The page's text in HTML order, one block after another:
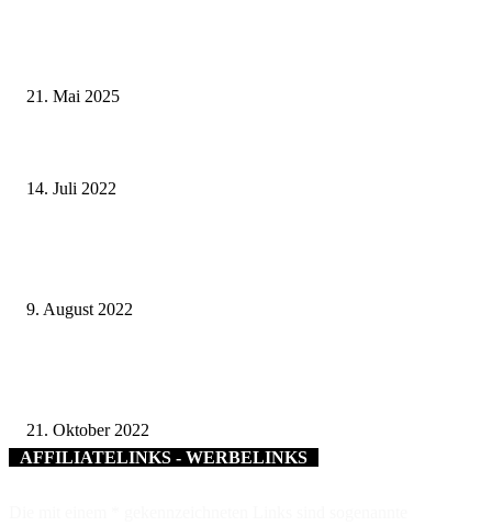
21. Mai 2025
14. Juli 2022
9. August 2022
21. Oktober 2022
AFFILIATELINKS - WERBELINKS